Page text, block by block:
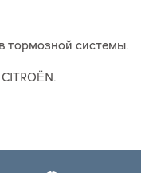
тормозной системы.